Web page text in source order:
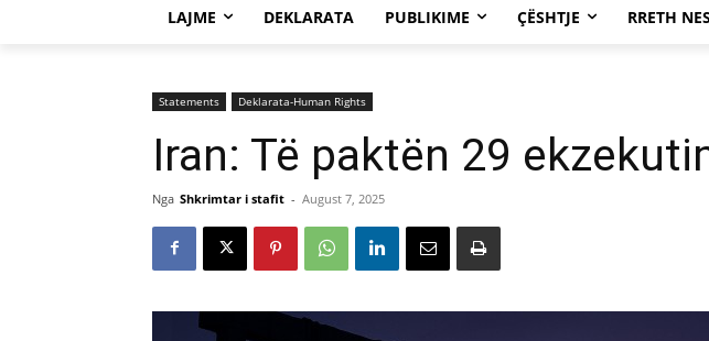
LAJME DEKLARATA PUBLIKIME ÇËSHTJE RRETH
Statements Deklarata-Human Rights
Iran: Të paktën 29
Nga Shkrimtar i stafit - August 7, 2025